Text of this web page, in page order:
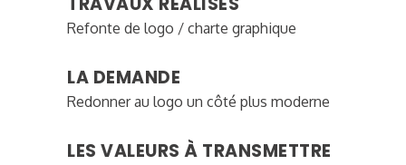
Refonte de logo / charte graphique
LA DEMANDE
Redonner au logo un côté plus moderne
LES VALEURS À TRANSMETTRE